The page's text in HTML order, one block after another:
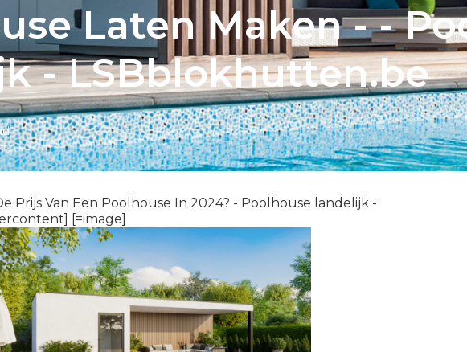
Laten Maken - -
- LSBblokhutten.be
Prijs Van Een Poolhouse In 2024? - Poolhouse landelijk -
[=image]